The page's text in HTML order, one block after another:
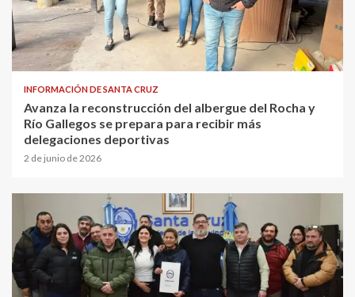
INFORMACIÓN DE SANTA CRUZ
Avanza la reconstrucción del albergue del Rocha y
Río Gallegos se prepara para recibir más
delegaciones deportivas
2 de junio de 2026